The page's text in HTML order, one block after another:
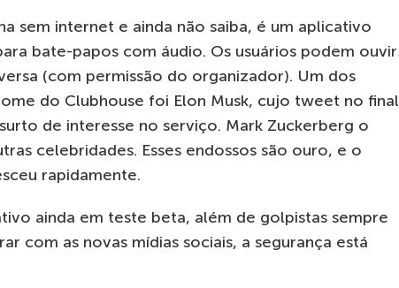
sem internet e ainda não saiba, é um aplicativo
bate-papos com áudio. Os usuários podem ouvir
(com permissão do organizador). Um dos
do Clubhouse foi Elon Musk, cujo tweet no final
de interesse no serviço. Mark Zuckerberg o
celebridades. Esses endossos são ouro, e o
rapidamente.
ainda em teste beta, além de golpistas sempre
com as novas mídias sociais, a segurança está